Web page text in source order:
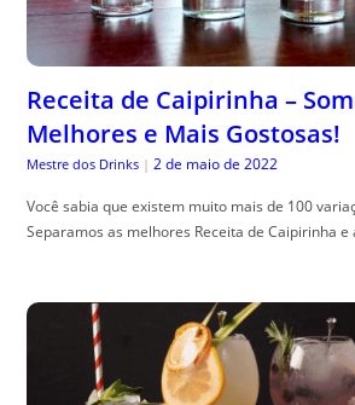
Receita de Caipirinha –
Melhores e Mais Gostosas!
Mestre dos Drinks | 2 de maio de 2022
Você sabia que existem muito mais de 100
Separamos as melhores Receita de Caipirinha e